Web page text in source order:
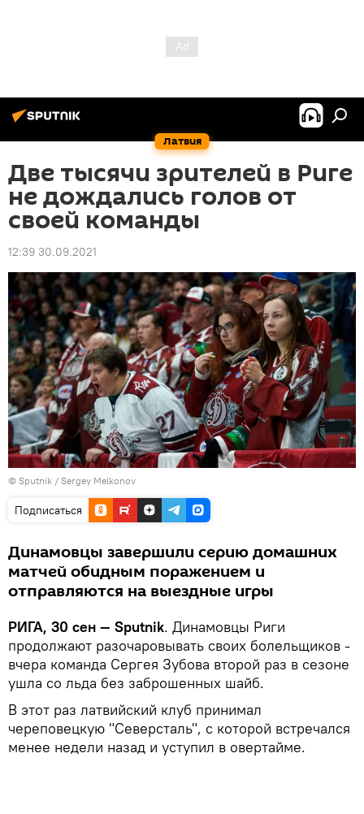
Латвия
Две тысячи зрителей в Риге
не дождались голов от
своей команды
12:39 30.09.2021
© Sputnik / Sergey Melkonov
Подписаться
Динамовцы завершили серию домашних
матчей обидным поражением и
отправляются на выездные игры
РИГА, 30 сен — Sputnik. Динамовцы Риги
продолжают разочаровывать своих болельщиков -
вчера команда Сергея Зубова второй раз в сезоне
ушла со льда без заброшенных шайб.
В этот раз латвийский клуб принимал
череповецкую "Северсталь", с которой встречался
менее недели назад и уступил в овертайме.